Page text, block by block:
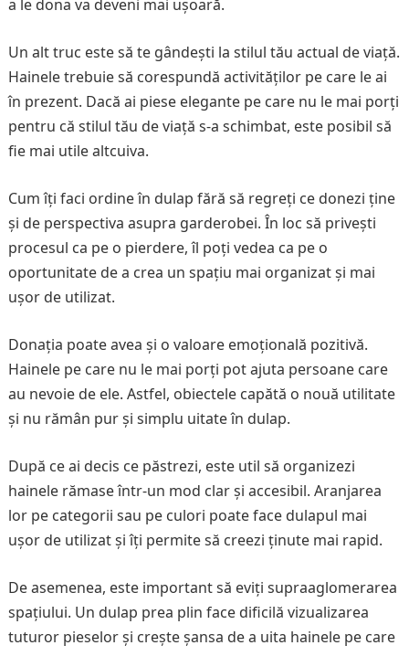
a le dona va deveni mai ușoară.
Un alt truc este să te gândești la stilul tău actual de viață.
Hainele trebuie să corespundă activităților pe care le ai
în prezent. Dacă ai piese elegante pe care nu le mai porți
pentru că stilul tău de viață s-a schimbat, este posibil să
fie mai utile altcuiva.
Cum îți faci ordine în dulap fără să regreți ce donezi ține
și de perspectiva asupra garderobei. În loc să privești
procesul ca pe o pierdere, îl poți vedea ca pe o
oportunitate de a crea un spațiu mai organizat și mai
ușor de utilizat.
Donația poate avea și o valoare emoțională pozitivă.
Hainele pe care nu le mai porți pot ajuta persoane care
au nevoie de ele. Astfel, obiectele capătă o nouă utilitate
și nu rămân pur și simplu uitate în dulap.
După ce ai decis ce păstrezi, este util să organizezi
hainele rămase într-un mod clar și accesibil. Aranjarea
lor pe categorii sau pe culori poate face dulapul mai
ușor de utilizat și îți permite să creezi ținute mai rapid.
De asemenea, este important să eviți supraaglomerarea
spațiului. Un dulap prea plin face dificilă vizualizarea
tuturor pieselor și crește șansa de a uita hainele pe care